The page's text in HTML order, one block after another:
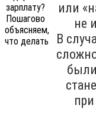
или
не
В